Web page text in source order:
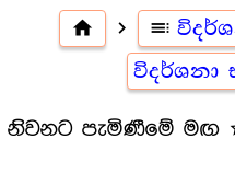
home navigate_next toc
විදර්ශනා
නිවනට පැමිණීමේ මඟ